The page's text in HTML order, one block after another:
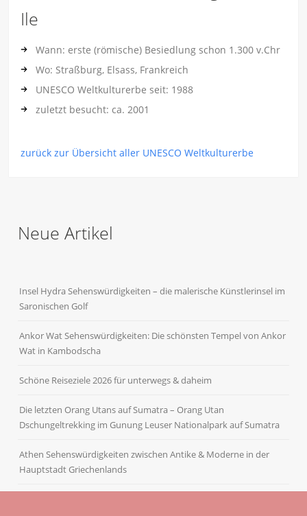
Ile
Wann: erste (römische) Besiedlung schon 1.300 v.Chr
Wo: Straßburg, Elsass, Frankreich
UNESCO Weltkulturerbe seit: 1988
zuletzt besucht: ca. 2001
zurück zur Übersicht aller UNESCO Weltkulturerbe
Neue Artikel
Insel Hydra Sehenswürdigkeiten – die malerische Künstlerinsel im
Saronischen Golf
Ankor Wat Sehenswürdigkeiten: Die schönsten Tempel von Ankor
Wat in Kambodscha
Schöne Reiseziele 2026 für unterwegs & daheim
Die letzten Orang Utans auf Sumatra – Orang Utan
Dschungeltrekking im Gunung Leuser Nationalpark auf Sumatra
Athen Sehenswürdigkeiten zwischen Antike & Moderne in der
Hauptstadt Griechenlands